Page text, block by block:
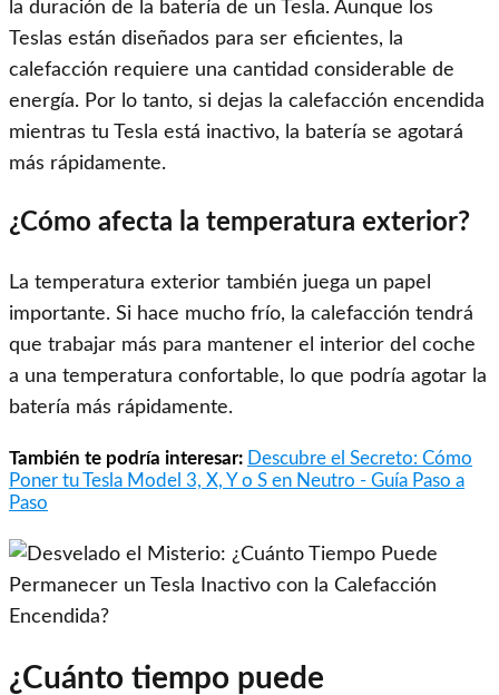
la duración de la batería de un Tesla. Aunque los
Teslas están diseñados para ser eficientes, la
calefacción requiere una cantidad considerable de
energía. Por lo tanto, si dejas la calefacción encendida
mientras tu Tesla está inactivo, la batería se agotará
más rápidamente.
¿Cómo afecta la temperatura exterior?
La temperatura exterior también juega un papel
importante. Si hace mucho frío, la calefacción tendrá
que trabajar más para mantener el interior del coche
a una temperatura confortable, lo que podría agotar la
batería más rápidamente.
También te podría interesar: Descubre el Secreto: Cómo
Poner tu Tesla Model 3, X, Y o S en Neutro - Guía Paso a
Paso
¿Cuánto tiempo puede